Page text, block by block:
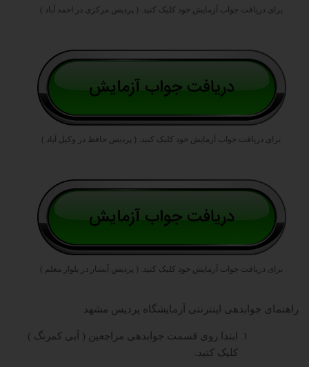
برای دریافت جواب آزمایش خود کلیک کنید. ( پردیس مرکزی در احمد آباد )
برای دریافت جواب آزمایش خود کلیک کنید. ( پردیس حافظ در وکیل آباد )
برای دریافت جواب آزمایش خود کلیک کنید. ( پردیس آبشار در بلوار معلم )
راهنمای جوابدهی اینترنتی آزمایشگاه پردیس مشهد
ابتدا روی قسمت جوابدهی مراجعین ( آبی کمرنگ )
کلیک کنید.